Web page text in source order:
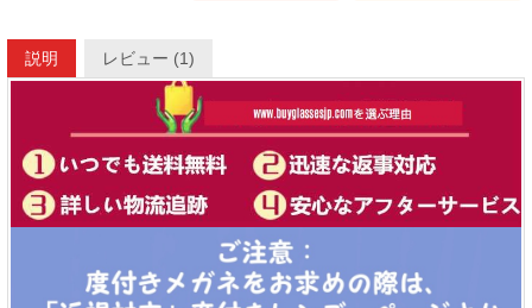
説明 レビュー (1)